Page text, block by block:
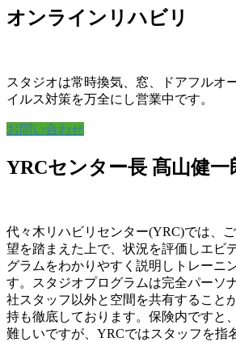
オンラインリハビリ
スタジオは常時換気、窓、ドアフルオ
イルス対策を万全にし営業中です。
お問い合わせ
YRCセンター長 髙山健一
代々木リハビリセンター(YRC)では、
望を踏まえた上で、状況を評価しエビ
グラムをわかりやすく説明しトレーニ
す。スタジオプログラムは完全パーソ
社スタッフ以外と空間を共有すること
持も徹底しております。保険内ですと
難しいですが、YRCではスタッフを指